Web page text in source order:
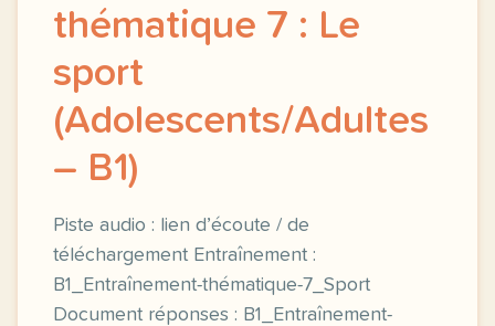
thématique 7 : Le
sport
(Adolescents/Adultes
– B1)
Piste audio : lien d’écoute / de
téléchargement Entraînement :
B1_Entraînement-thématique-7_⁭Sport
Document réponses : B1_Entraînement-